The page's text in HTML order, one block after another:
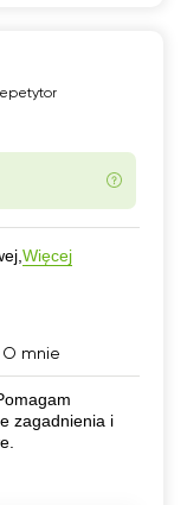
Więcej
O mnie
zagadnienia i